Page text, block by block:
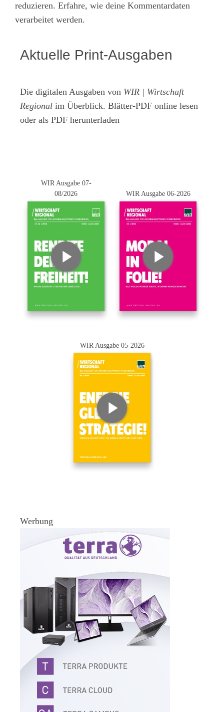
reduzieren. Erfahre, wie deine Kommentardaten
verarbeitet werden.
Aktuelle Print-Ausgaben
Die digitalen Ausgaben von WIR | Wirtschaft
Regional im Überblick. Blätter-PDF online lesen
oder als PDF herunterladen
WIR Ausgabe 07-
08/2026
WIR Ausgabe 06-2026
WIR Ausgabe 05-2026
Werbung